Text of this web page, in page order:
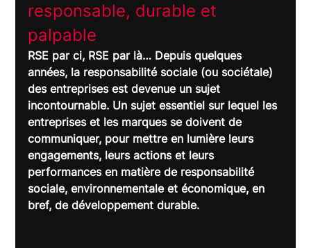
responsable, durable et
RSE par ci, RSE par là… Depuis quelques
années, la responsabilité sociale (ou sociétale)
des entreprises est devenue un sujet
incontournable. Un sujet essentiel sur lequel les
entreprises et les marques se doivent de
communiquer, pour mettre en lumière leurs
engagements, leurs actions et leurs
performances en matière de responsabilité
sociale, environnementale et économique, en
bref, de développement durable.